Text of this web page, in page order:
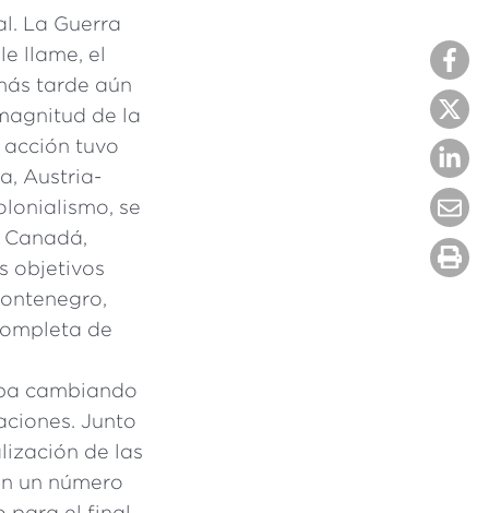
La Guerra
llame, el
tarde aún
de la
tuvo
Austria-
se
objetivos
de
cambiando
Junto
de las
un número